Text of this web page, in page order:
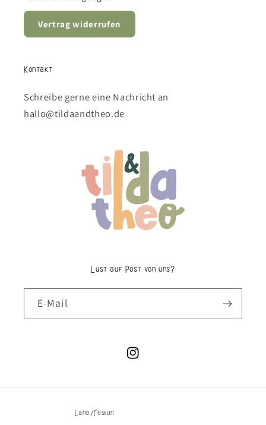
Vertrag widerrufen
Kontakt
Schreibe gerne eine Nachricht an
hallo@tildaandtheo.de
Lust auf Post von uns?
E-Mail
Instagram
Land/Region